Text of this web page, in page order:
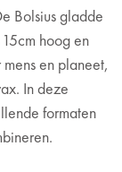
Bolsius gladde
hoog en
en planeet,
In deze
formaten